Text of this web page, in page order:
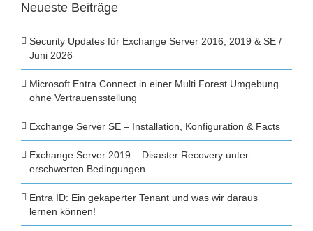
Neueste Beiträge
Security Updates für Exchange Server 2016, 2019 & SE /
Juni 2026
Microsoft Entra Connect in einer Multi Forest Umgebung
ohne Vertrauensstellung
Exchange Server SE – Installation, Konfiguration & Facts
Exchange Server 2019 – Disaster Recovery unter
erschwerten Bedingungen
Entra ID: Ein gekaperter Tenant und was wir daraus
lernen können!